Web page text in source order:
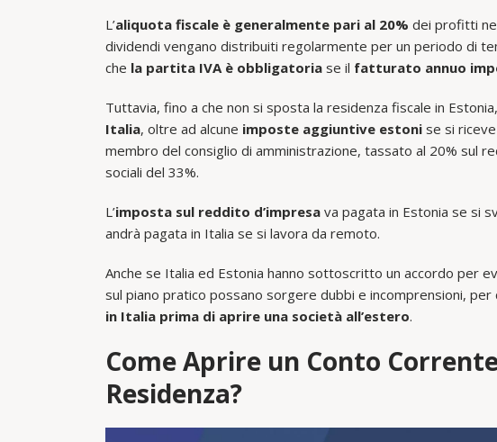
L’aliquota fiscale è generalmente pari al 20% dei profitti
dividendi vengano distribuiti regolarmente per un periodo di
che la partita IVA è obbligatoria se il fatturato annuo
Tuttavia, fino a che non si sposta la residenza fiscale in Estonia,
Italia, oltre ad alcune imposte aggiuntive estoni se si
membro del consiglio di amministrazione, tassato al 20% sul
sociali del 33%.
L’imposta sul reddito d’impresa va pagata in Estonia se si
andrà pagata in Italia se si lavora da remoto.
Anche se Italia ed Estonia hanno sottoscritto un accordo per
sul piano pratico possano sorgere dubbi e incomprensioni, per
in Italia prima di aprire una società all’estero.
Come Aprire un Conto
Residenza?